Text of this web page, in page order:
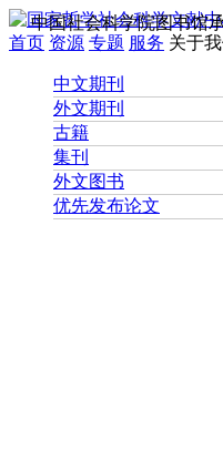
中国社会科学院图书馆
首页 资源 专题 服务 关于
中文期刊
外文期刊
古籍
集刊
外文图书
优先发布论文